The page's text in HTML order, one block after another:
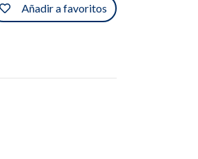
Añadir a favoritos